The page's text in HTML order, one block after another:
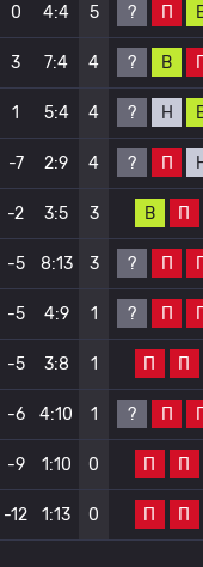
0 4:4 5 ? П
3 7:4 4 ? В
1 5:4 4 ? Н
-7 2:9 4 ? П
-2 3:5 3 В П
-5 8:13 3 ? П
-5 4:9 1 ? П
-5 3:8 1 П П
-6 4:10 1 ? П
-9 1:10 0 П П
-12 1:13 0 П П